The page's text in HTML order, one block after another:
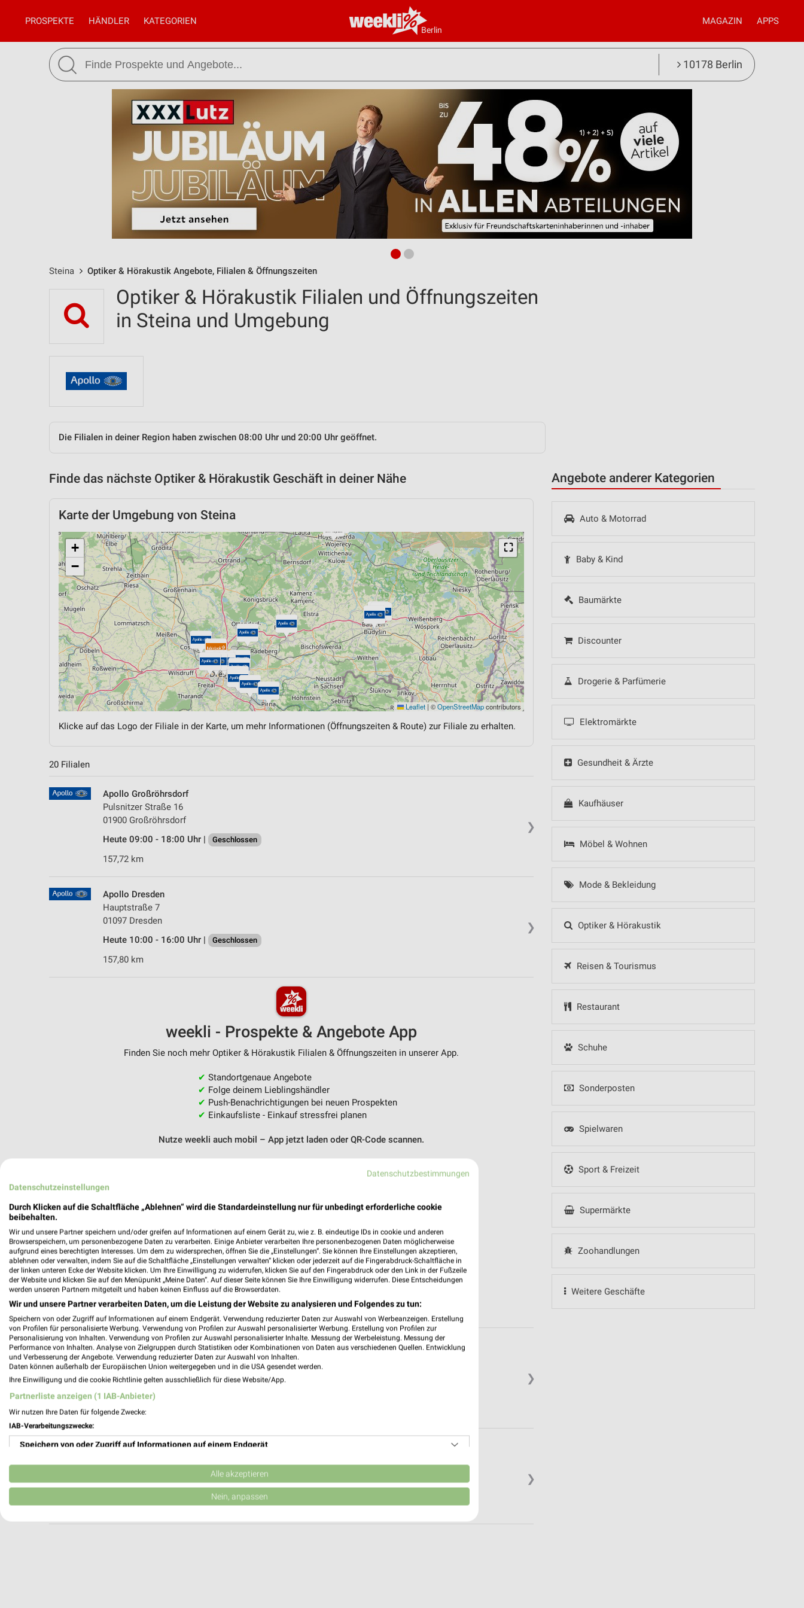
Berlin
PROSPEKTE HÄNDLER KATEGORIEN MAGAZIN APPS
10178 Berlin
Steina Optiker & Hörakustik Angebote, Filialen & Öffnungszeiten
Angebote anderer Kategorien
Auto & Motorrad
Baby & Kind
Baumärkte
Discounter
Drogerie & Parfümerie
Elektromärkte
Gesundheit & Ärzte
Kaufhäuser
Möbel & Wohnen
Mode & Bekleidung
Optiker & Hörakustik
Reisen & Tourismus
Restaurant
Schuhe
Sonderposten
Spielwaren
Sport & Freizeit
Supermärkte
Zoohandlungen
Weitere Geschäfte
Optiker & Hörakustik Filialen und Öffnungszeiten
in Steina und Umgebung
Die Filialen in deiner Region haben zwischen 08:00 Uhr und 20:00 Uhr geöffnet.
Finde das nächste Optiker & Hörakustik Geschäft in deiner Nähe
Karte der Umgebung von Steina
⛶
+
−
Leaflet | ©OpenStreetMapcontributors
Klicke auf das Logo der Filiale in der Karte, um mehr Informationen (Öffnungszeiten & Route) zur Filiale zu erhalten.
20 Filialen
❯
Apollo Großröhrsdorf
Pulsnitzer Straße 16
01900 Großröhrsdorf
Heute 09:00 - 18:00 Uhr |
Geschlossen
157,72 km
❯
Apollo Dresden
Hauptstraße 7
01097 Dresden
Heute 10:00 - 16:00 Uhr |
Geschlossen
157,80 km
weekli - Prospekte & Angebote App
Finden Sie noch mehr Optiker & Hörakustik Filialen & Öffnungszeiten in unserer App.
✔ Standortgenaue Angebote
✔ Folge deinem Lieblingshändler
✔ Push-Benachrichtigungen bei neuen Prospekten
✔ Einkaufsliste - Einkauf stressfrei planen
Nutze weekli auch mobil – App jetzt laden oder QR-Code scannen.
❯
Apollo Dresden
Naumannstr. 7
01309 Dresden
Heute 09:00 - 13:00 Uhr |
165,53 km
❯
Apollo Bautzen
Heute 09:30 - 18:00 Uhr | Geschlossen
Datenschutzbestimmungen
Datenschutzeinstellungen
Durch Klicken auf die Schaltfläche „Ablehnen“ wird die Standardeinstellung nur für unbedingt erforderliche cookie
beibehalten.
Wir und unsere Partner speichern und/oder greifen auf Informationen auf einem Gerät zu, wie z. B. eindeutige IDs in cookie und anderen
Browserspeichern, um personenbezogene Daten zu verarbeiten. Einige Anbieter verarbeiten Ihre personenbezogenen Daten möglicherweise
aufgrund eines berechtigten Interesses. Um dem zu widersprechen, öffnen Sie die „Einstellungen“. Sie können Ihre Einstellungen akzeptieren,
ablehnen oder verwalten, indem Sie auf die Schaltfläche „Einstellungen verwalten“ klicken oder jederzeit auf die Fingerabdruck-Schaltfläche in
der linken unteren Ecke der Website klicken. Um Ihre Einwilligung zu widerrufen, klicken Sie auf den Fingerabdruck oder den Link in der Fußzeile
der Website und klicken Sie auf den Menüpunkt „Meine Daten“. Auf dieser Seite können Sie Ihre Einwilligung widerrufen. Diese Entscheidungen
werden unseren Partnern mitgeteilt und haben keinen Einfluss auf die Browserdaten.
Wir und unsere Partner verarbeiten Daten, um die Leistung der Website zu analysieren und Folgendes zu tun:
Speichern von oder Zugriff auf Informationen auf einem Endgerät. Verwendung reduzierter Daten zur Auswahl von Werbeanzeigen. Erstellung
von Profilen für personalisierte Werbung. Verwendung von Profilen zur Auswahl personalisierter Werbung. Erstellung von Profilen zur
Personalisierung von Inhalten. Verwendung von Profilen zur Auswahl personalisierter Inhalte. Messung der Werbeleistung. Messung der
Performance von Inhalten. Analyse von Zielgruppen durch Statistiken oder Kombinationen von Daten aus verschiedenen Quellen. Entwicklung
und Verbesserung der Angebote. Verwendung reduzierter Daten zur Auswahl von Inhalten.
Daten können außerhalb der Europäischen Union weitergegeben und in die USA gesendet werden.
Ihre Einwilligung und die cookie Richtlinie gelten ausschließlich für diese Website/App.
Partnerliste anzeigen (1 IAB-Anbieter)
Wir nutzen Ihre Daten für folgende Zwecke:
IAB-Verarbeitungszwecke:
Speichern von oder Zugriff auf Informationen auf einem Endgerät
Verwendung reduzierter Daten zur Auswahl von Werbeanzeigen
Erstellung von Profilen für personalisierte Werbung
Alle akzeptieren
Nein, anpassen